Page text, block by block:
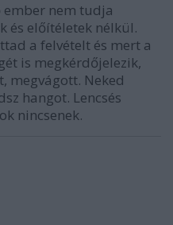
nem tudja
és előítéletek nélkül.
a felvételt és mert a
is megkérdőjelezik,
megvágott. Neked
hangot. Lencsés
nincsenek.